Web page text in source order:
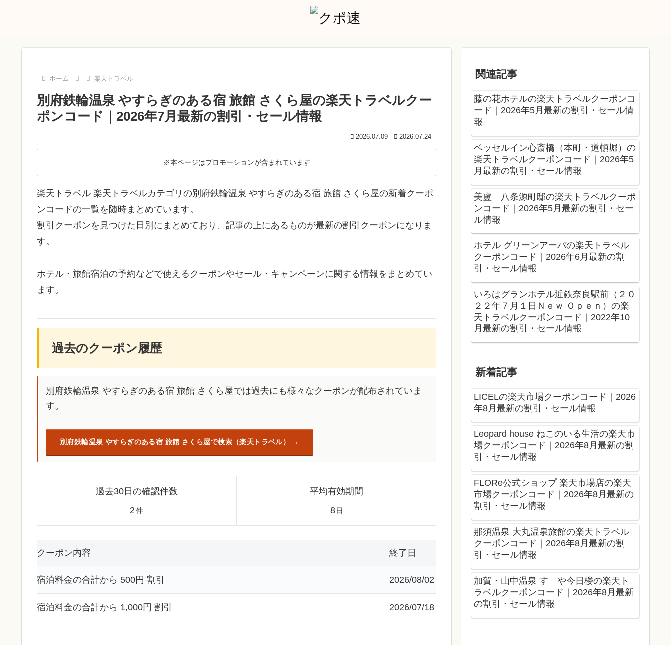
ホーム 楽天トラベル
別府鉄輪温泉 やすらぎのある宿 旅館 さくら屋の楽天トラベルクー
ポンコード｜2026年7月最新の割引・セール情報
2026.07.09 2026.07.24
※本ページはプロモーションが含まれています
楽天トラベル 楽天トラベルカテゴリの別府鉄輪温泉 やすらぎのある宿 旅館 さくら屋の新着クーポ
ンコードの一覧を随時まとめています。
割引クーポンを見つけた日別にまとめており、記事の上にあるものが最新の割引クーポンになりま
す。
ホテル・旅館宿泊の予約などで使えるクーポンやセール・キャンペーンに関する情報をまとめてい
ます。
過去のクーポン履歴
別府鉄輪温泉 やすらぎのある宿 旅館 さくら屋では過去にも様々なクーポンが配布されていま
す。
別府鉄輪温泉 やすらぎのある宿 旅館 さくら屋で検索（楽天トラベル）
過去30日の確認件数
2件
平均有効期間
8 日
クーポン内容 終了日
宿泊料金の合計から 500円 割引 2026/08/02
宿泊料金の合計から 1,000円 割引 2026/07/18
関連記事
藤の花ホテルの楽天トラベルクーポンコ
ード｜2026年5月最新の割引・セール情
報
ベッセルイン心斎橋（本町・道頓堀）の
楽天トラベルクーポンコード｜2026年5
月最新の割引・セール情報
美盧 八条源町邸の楽天トラベルクーポ
ンコード｜2026年5月最新の割引・セー
ル情報
ホテル グリーンアーバの楽天トラベル
クーポンコード｜2026年6月最新の割
引・セール情報
いろはグランホテル近鉄奈良駅前（２０
２２年７月１日Ｎｅｗ Ｏｐｅｎ）の楽
天トラベルクーポンコード｜2022年10
月最新の割引・セール情報
新着記事
LICELの楽天市場クーポンコード｜2026
年8月最新の割引・セール情報
Leopard house ねこのいる生活の楽天市
場クーポンコード｜2026年8月最新の割
引・セール情報
FLORe公式ショップ 楽天市場店の楽天
市場クーポンコード｜2026年8月最新の
割引・セール情報
那須温泉 大丸温泉旅館の楽天トラベル
クーポンコード｜2026年8月最新の割
引・セール情報
加賀・山中温泉 すゞや今日楼の楽天ト
ラベルクーポンコード｜2026年8月最新
の割引・セール情報